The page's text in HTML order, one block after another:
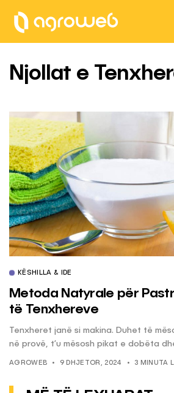
Njollat e
KËSHILLA & IDE
Metoda Natyrale për
të Tenxhereve
Tenxheret janë si makina. Duhet të
në provë, t’u mësosh pikat e dobëta
AGROWEB 9 DHJETOR, 2024 3 MINUTA